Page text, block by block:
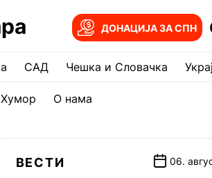
ДОНАЦИЈА ЗА СПН
САД Чешка и Словачка
Хумор О нама
ВЕСТИ 06.